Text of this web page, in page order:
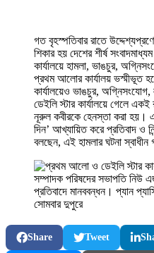
গত বৃহস্পতিবার রাতে
শিকার হয় দেশের শীর্ষ
কার্যালয়ে হামলা, ভাঙচুর,
প্রথম আলোর কার্যালয় ভস্মীভূত
কার্যালয়েও ভাঙচুর,
ডেইলি স্টার কার্যালয়ে গেলে
নূরুল কবীরকে হেনস্তা করা হয়।
দিন’ আখ্যায়িত করে প্রতিবাদ ও
বলছেন, এই হামলার ঘটনা স্বাধীন
Share Tweet